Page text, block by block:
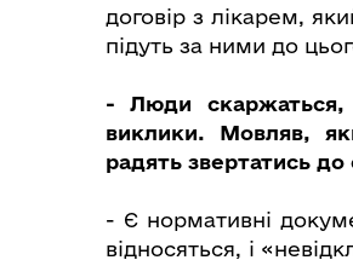
договір з лікарем,
підуть за ними до
- Люди
виклики. Мовляв,
радять звертатись
- Є нормативні
відносяться, і